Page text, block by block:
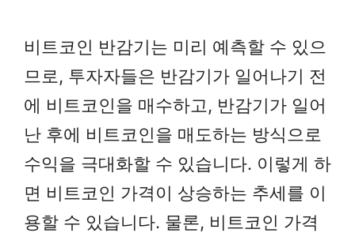
비트코인 반감기는 미리 예측할 수 있으
므로, 투자자들은 반감기가 일어나기 전
에 비트코인을 매수하고, 반감기가 일어
난 후에 비트코인을 매도하는 방식으로
수익을 극대화할 수 있습니다. 이렇게 하
면 비트코인 가격이 상승하는 추세를 이
용할 수 있습니다. 물론, 비트코인 가격